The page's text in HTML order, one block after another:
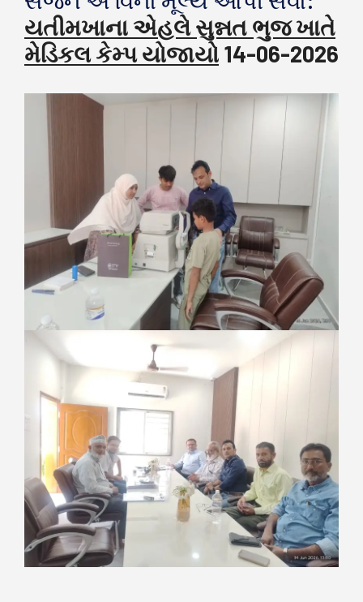
યતીમખાના એહલે સુન્નત ભુજ ખાતે
મેડિકલ કેમ્પ યોજાયો 14-06-2026